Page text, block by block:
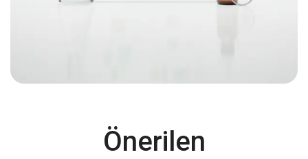
Önerilen